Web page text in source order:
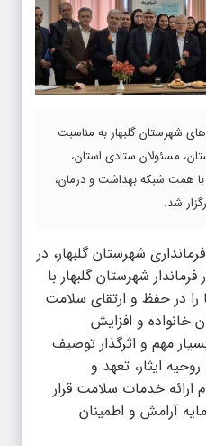
شهرستان گلبهار به مناسبت
مسئولان ستادی استان،
با همت شبکه بهداشت و درمان،
شد.
شهرستان گلبهار، در
شهرستان گلبهار با
را در حفظ و ارتقای سلامت
خانواده و افزایش
مهم و اثرگذار توصیف
ایثار، تعهد و
خدمات سلامت قرار
آرامش و اطمینان